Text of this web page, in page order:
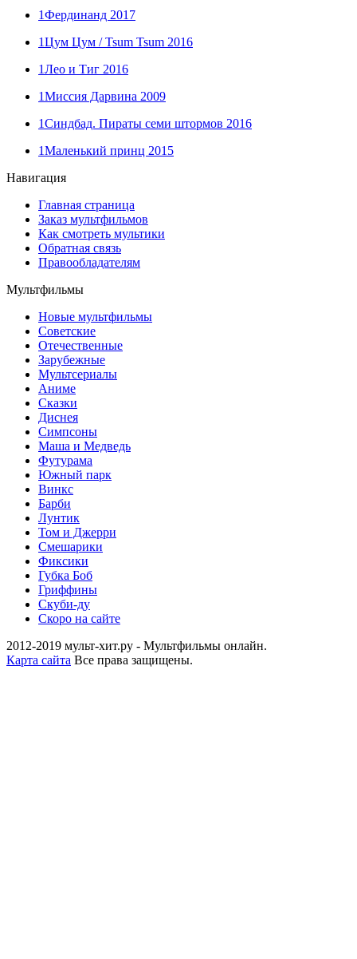
1Фердинанд 2017
1Цум Цум / Tsum Tsum 2016
1Лео и Тиг 2016
1Миссия Дарвина 2009
1Синдбад. Пираты семи штормов 2016
1Маленький принц 2015
Навигация
Главная страница
Заказ мультфильмов
Как смотреть мультики
Обратная связь
Правообладателям
Мультфильмы
Новые мультфильмы
Советские
Отечественные
Зарубежные
Мультсериалы
Аниме
Сказки
Диснея
Симпсоны
Маша и Медведь
Футурама
Южный парк
Винкс
Барби
Лунтик
Том и Джерри
Смешарики
Фиксики
Губка Боб
Гриффины
Скуби-ду
Скоро на сайте
2012-2019 мульт-хит.ру - Мультфильмы онлайн.
Карта сайта Все права защищены.